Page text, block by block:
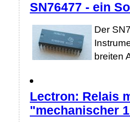
SN76477 - ein
Der
breiten
Lectron: Relais
"mechanischer